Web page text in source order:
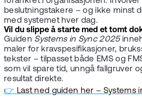
beslutningstakere – og ikke minst
med systemet hver dag.
Vil du slippe å starte med et tomt
Guiden Systems in Sync 2025
maler for kravspesifikasjoner,
tekster – tilpasset både EMS og
som vil spare tid, unngå fallgruver
resultat direkte.
👉 Last ned guiden her – Systems